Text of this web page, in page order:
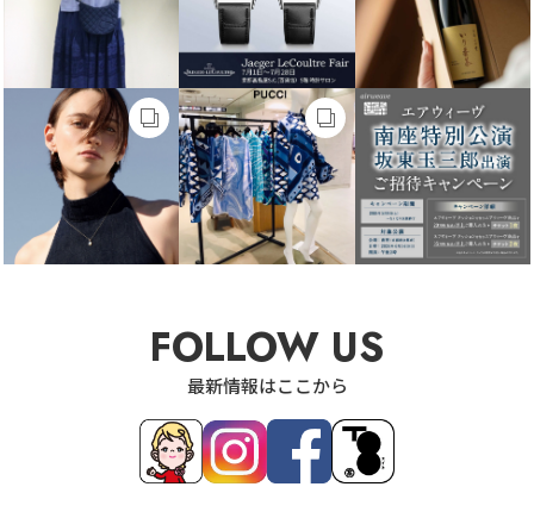
FOLLOW US
最新情報はここから